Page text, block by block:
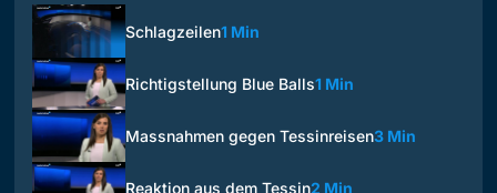
Schlagzeilen1 Min
Richtigstellung Blue Balls1 Min
Massnahmen gegen Tessinreisen3 Min
Reaktion aus dem Tessin2 Min